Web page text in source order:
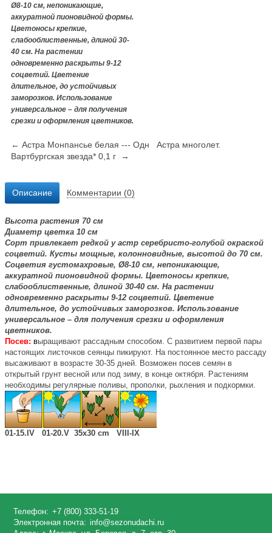
Ø8-10 см, непоникающие,
аккуратной пионовидной формы.
Цветоносы крепкие,
слабооблиственные, длиной 30-
40 см. На растении
одновременно раскрыты 9-12
соцветий. Цветение
длительное, до устойчивых
заморозков. Использование
универсальное – для получения
срезки и оформления цветников.
← Астра Монпансье белая --- Одн
Астра многолет.
Вартбургская звезда* 0,1 г →
Описание Комментарии (0)
Высота растения 70 см
Диаметр цветка 10 см
Сорт привлекает редкой у астр серебристо-голубой окраской
соцветий. Кусты мощные, колонновидные, высотой до 70 см.
Соцветия густомахровые, Ø8-10 см, непоникающие,
аккуратной пионовидной формы. Цветоносы крепкие,
слабооблиственные, длиной 30-40 см. На растении
одновременно раскрыты 9-12 соцветий. Цветение
длительное, до устойчивых заморозков. Использование
универсальное – для получения срезки и оформления
цветников.
Посев: выращивают рассадным способом. С развитием первой пары
настоящих листочков сеянцы пикируют. На постоянное место рассаду
высаживают в возрасте 30-35 дней. Возможен посев семян в
открытый грунт весной или под зиму, в конце октября. Растениям
необходимы регулярные поливы, прополки, рыхления и подкормки.
01-15.IV 01-20.V 35x30 cm VIII-IX
Телефон: +7 (800) 333-51-19
Электронная почта: info@sezonudachi.ru